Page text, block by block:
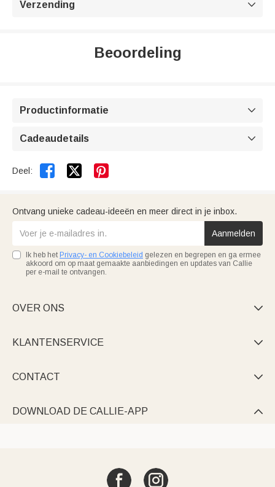
Verzending 
Beoordeling
Productinformatie 
Cadeaudetails 
Deel:  
Ontvang unieke cadeau-ideeën en meer direct in je inbox.
Aanmelden
Ik heb het Privacy- en Cookiebeleid gelezen en begrepen en ga ermee
akkoord om op maat gemaakte aanbiedingen en updates van Callie
per e-mail te ontvangen.
OVER ONS 
KLANTENSERVICE 
CONTACT 
DOWNLOAD DE CALLIE-APP 